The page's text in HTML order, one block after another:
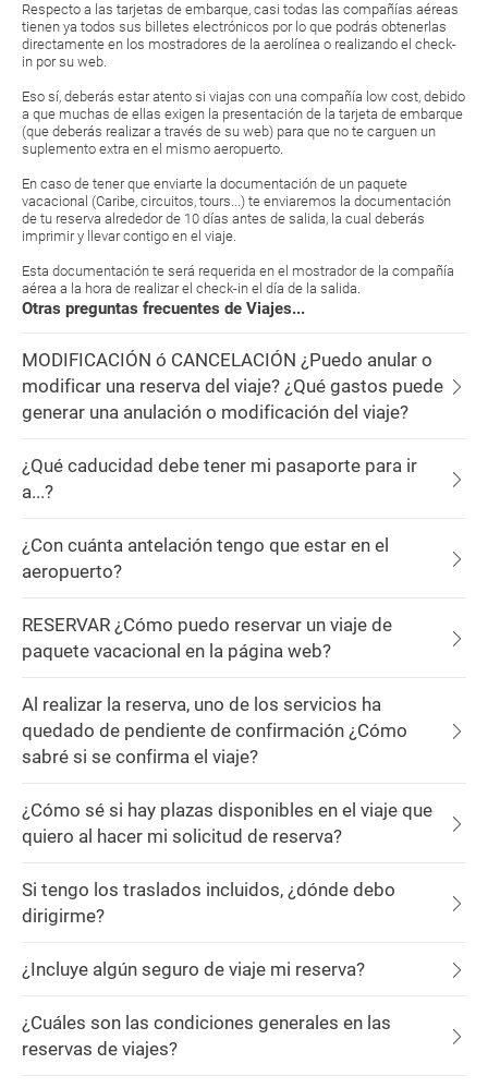
Respecto a las tarjetas de embarque, casi todas las compañías aéreas
tienen ya todos sus billetes electrónicos por lo que podrás obtenerlas
directamente en los mostradores de la aerolínea o realizando el check-
in por su web.
Eso sí, deberás estar atento si viajas con una compañía low cost, debido
a que muchas de ellas exigen la presentación de la tarjeta de embarque
(que deberás realizar a través de su web) para que no te carguen un
suplemento extra en el mismo aeropuerto.
En caso de tener que enviarte la documentación de un paquete
vacacional (Caribe, circuitos, tours...) te enviaremos la documentación
de tu reserva alrededor de 10 días antes de salida, la cual deberás
imprimir y llevar contigo en el viaje.
Esta documentación te será requerida en el mostrador de la compañía
aérea a la hora de realizar el check-in el día de la salida.
Otras preguntas frecuentes de Viajes...
MODIFICACIÓN ó CANCELACIÓN ¿Puedo anular o
modificar una reserva del viaje? ¿Qué gastos puede
generar una anulación o modificación del viaje?
¿Qué caducidad debe tener mi pasaporte para ir
a...?
¿Con cuánta antelación tengo que estar en el
aeropuerto?
RESERVAR ¿Cómo puedo reservar un viaje de
paquete vacacional en la página web?
Al realizar la reserva, uno de los servicios ha
quedado de pendiente de confirmación ¿Cómo
sabré si se confirma el viaje?
¿Cómo sé si hay plazas disponibles en el viaje que
quiero al hacer mi solicitud de reserva?
Si tengo los traslados incluidos, ¿dónde debo
dirigirme?
¿Incluye algún seguro de viaje mi reserva?
¿Cuáles son las condiciones generales en las
reservas de viajes?